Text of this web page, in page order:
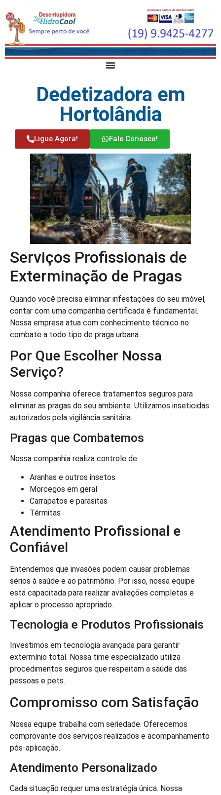
Dedetizadora em
Hortolândia
Ligue Agora! Fale Conosco!
Serviços Profissionais de
Exterminação de Pragas
Quando você precisa eliminar infestações do seu imóvel,
contar com uma companhia certificada é fundamental.
Nossa empresa atua com conhecimento técnico no
combate a todo tipo de praga urbana.
Por Que Escolher Nossa
Serviço?
Nossa companhia oferece tratamentos seguros para
eliminar as pragas do seu ambiente. Utilizamos inseticidas
autorizados pela vigilância sanitária.
Pragas que Combatemos
Nossa companhia realiza controle de:
Aranhas e outros insetos
Morcegos em geral
Carrapatos e parasitas
Térmitas
Atendimento Profissional e
Confiável
Entendemos que invasões podem causar problemas
sérios à saúde e ao patrimônio. Por isso, nossa equipe
está capacitada para realizar avaliações completas e
aplicar o processo apropriado.
Tecnologia e Produtos Profissionais
Investimos em tecnologia avançada para garantir
extermínio total. Nossa time especializado utiliza
procedimentos seguros que respeitam a saúde das
pessoas e pets.
Compromisso com Satisfação
Nossa equipe trabalha com seriedade. Oferecemos
comprovante dos serviços realizados e acompanhamento
pós-aplicação.
Atendimento Personalizado
Cada situação requer uma estratégia única. Nossa